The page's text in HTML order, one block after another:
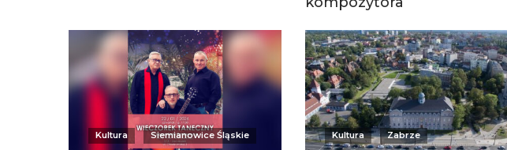
Kultura Siemianowice Śląskie Kultura Zabrze